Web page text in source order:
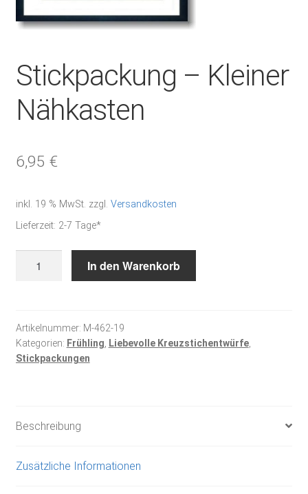
Stickpackung – Kleiner
Nähkasten
6,95 €
inkl. 19 % MwSt. zzgl. Versandkosten
Lieferzeit: 2-7 Tage*
Menge
In den Warenkorb
Artikelnummer: M-462-19
Kategorien: Frühling Liebevolle Kreuzstichentwürfe,
Stickpackungen
Beschreibung
Zusätzliche Informationen